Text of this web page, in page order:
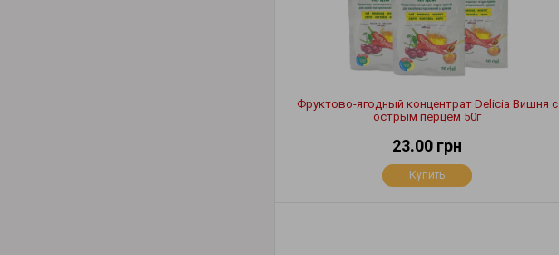
Фруктово-ягодный концентрат Delicia Вишня с
острым перцем 50г
23.00 грн
Купить